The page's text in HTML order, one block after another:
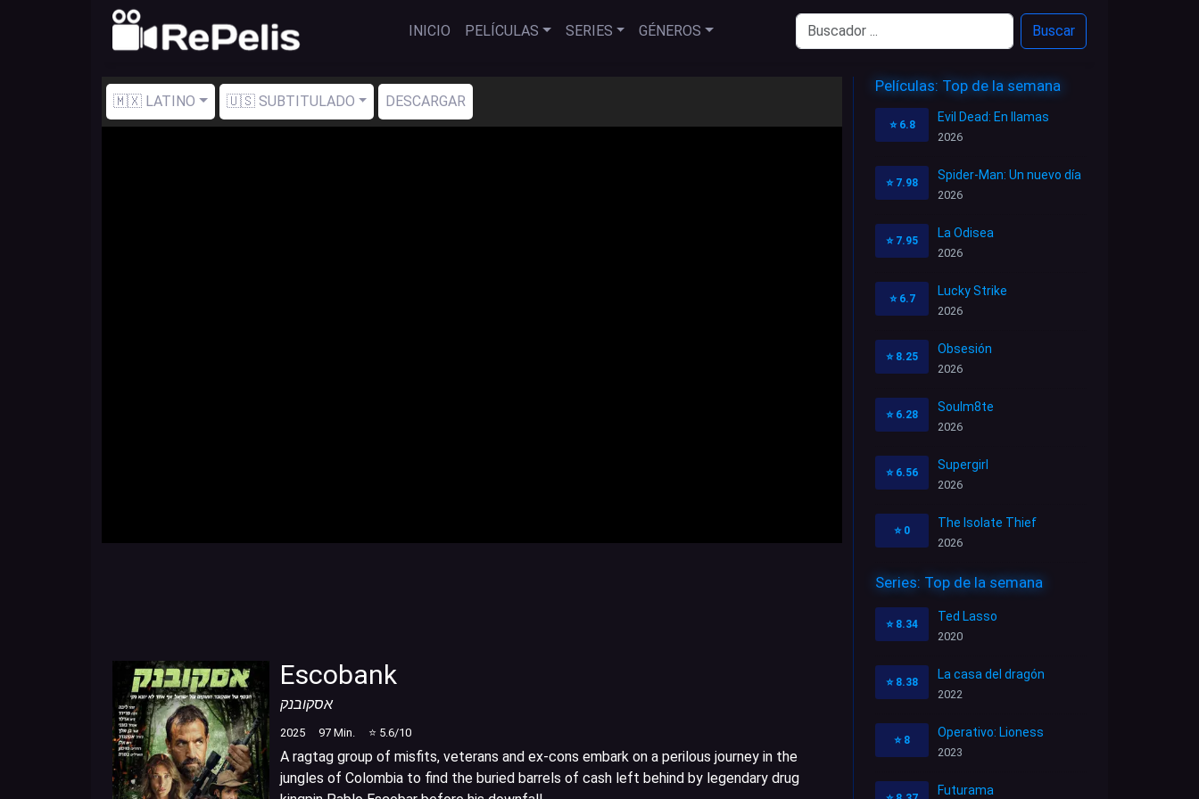
INICIO PELÍCULAS SERIES GÉNEROS Buscar
🇲🇽 LATINO 🇺🇸 SUBTITULADO DESCARGAR
Escobank
אסקובנק
2025 97 Min. ⭐ 5.6/10
A ragtag group of misfits, veterans and ex-cons embark on a perilous journey in the
jungles of Colombia to find the buried barrels of cash left behind by legendary drug
Películas: Top de la semana
⭐ 6.8
Evil Dead: En llamas
2026
⭐ 7.98
Spider-Man: Un nuevo día
2026
⭐ 7.95
La Odisea
2026
⭐ 6.7
Lucky Strike
2026
⭐ 8.25
Obsesión
2026
⭐ 6.28
Soulm8te
2026
⭐ 6.56
Supergirl
2026
⭐ 0
The Isolate Thief
2026
Series: Top de la semana
⭐ 8.34
Ted Lasso
2020
⭐ 8.38
La casa del dragón
2022
⭐ 8
Operativo: Lioness
2023
Futurama